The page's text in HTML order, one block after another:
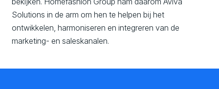
Solutions in de arm om hen te helpen bij het
ontwikkelen, harmoniseren en integreren van de
marketing- en saleskanalen.